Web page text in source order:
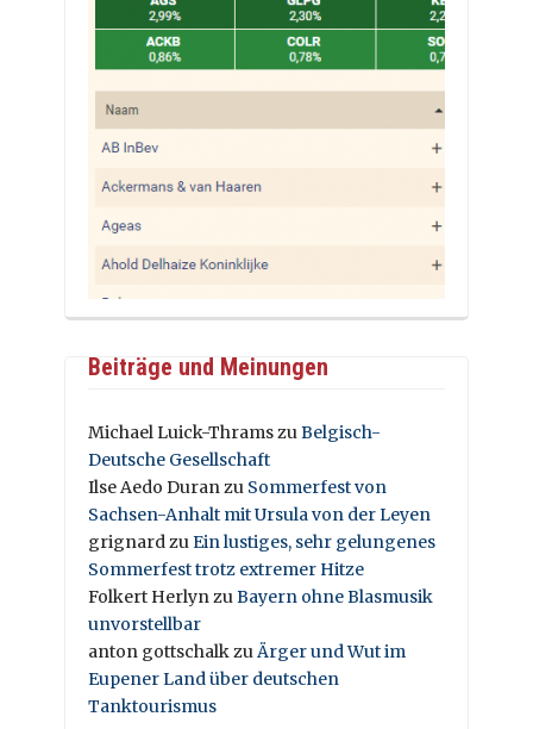
Beiträge und Meinungen
Michael Luick-ThramszuBelgisch-
Deutsche Gesellschaft
Ilse Aedo Duranzu Sommerfest von
Sachsen-Anhalt mit Ursula von der Leyen
grignardzuEin lustiges, sehr gelungenes
Sommerfest trotz extremer Hitze
Folkert HerlynzuBayern ohne Blasmusik
unvorstellbar
anton gottschalkzuÄrger und Wut im
Eupener Land über deutschen
Tanktourismus